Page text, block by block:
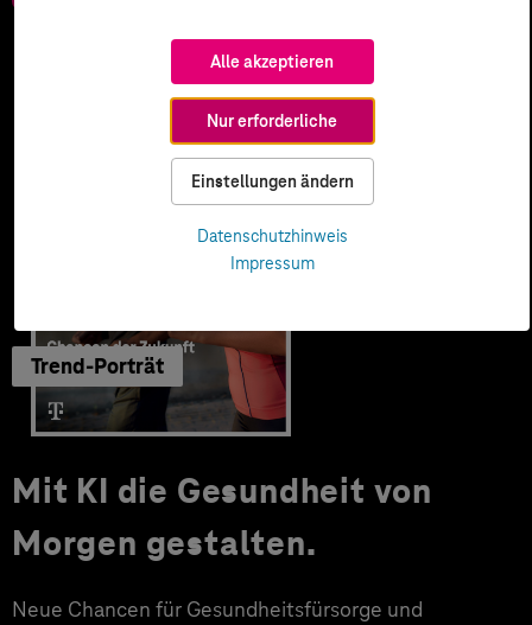
Alle akzeptieren
Nur erforderliche
Einstellungen ändern
Datenschutzhinweis
Impressum
Trend-Porträt
Mit KI die Gesundheit von
Morgen gestalten.
Neue Chancen für Gesundheitsfürsorge und